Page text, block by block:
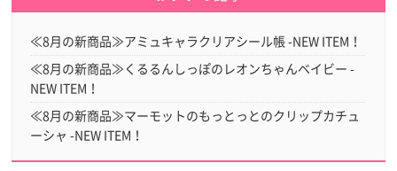
≪8月の新商品≫アミュキャラクリアシール帳 -NEW ITEM！
≪8月の新商品≫くるるんしっぽのレオンちゃんベイビー -
NEW ITEM！
≪8月の新商品≫マーモットのもっとっとのクリップカチュ
ーシャ -NEW ITEM！